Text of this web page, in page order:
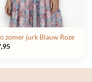
zomer jurk Blauw Roze